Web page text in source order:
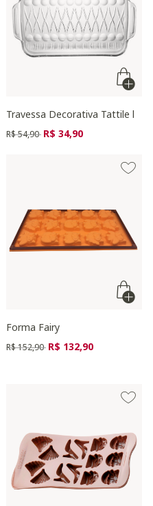
Travessa Decorativa Tattile l
Preço reduzido de
R$ 54,90 para
R$ 34,90
Forma Fairy
Preço reduzido de
R$ 152,90 para
R$ 132,90